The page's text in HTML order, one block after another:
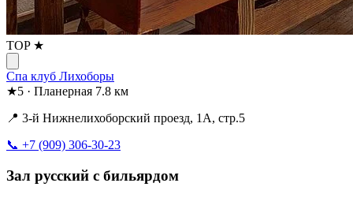
TOP ★
Спа клуб Лихоборы
★5 · Планерная 7.8 км
📍 3-й Нижнелихоборский проезд, 1А, стр.5
📞 +7 (909) 306-30-23
Зал русский с бильярдом